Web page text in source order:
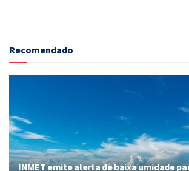
Recomendado
INMET emite alerta de baixa umidade